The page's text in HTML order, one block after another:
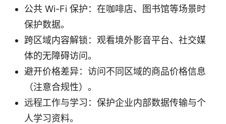
公共 Wi-Fi 保护：在咖啡店、图书馆等场景时
保护数据。
跨区域内容解锁：观看境外影音平台、社交媒
体的无障碍访问。
避开价格差异：访问不同区域的商品价格信息
（注意合规性）。
远程工作与学习：保护企业内部数据传输与个
人学习资料。